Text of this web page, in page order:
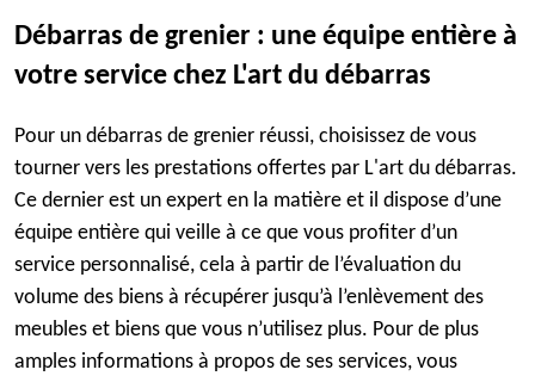
Débarras de grenier : une équipe entière à
votre service chez L'art du débarras
Pour un débarras de grenier réussi, choisissez de vous
tourner vers les prestations offertes par L'art du débarras.
Ce dernier est un expert en la matière et il dispose d’une
équipe entière qui veille à ce que vous profiter d’un
service personnalisé, cela à partir de l’évaluation du
volume des biens à récupérer jusqu’à l’enlèvement des
meubles et biens que vous n’utilisez plus. Pour de plus
amples informations à propos de ses services, vous